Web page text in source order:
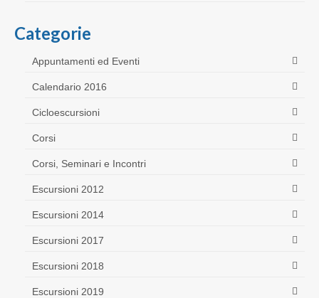
Categorie
Appuntamenti ed Eventi
Calendario 2016
Cicloescursioni
Corsi
Corsi, Seminari e Incontri
Escursioni 2012
Escursioni 2014
Escursioni 2017
Escursioni 2018
Escursioni 2019